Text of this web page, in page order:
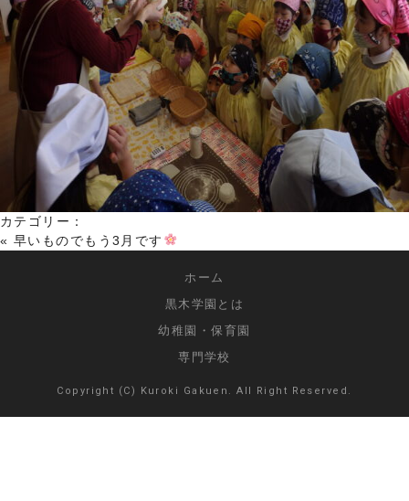
カテゴリー：
« 早いものでもう3月です
ホーム
黒木学園とは
幼稚園・保育園
専門学校
Copyright (C) Kuroki Gakuen. All Right Reserved.